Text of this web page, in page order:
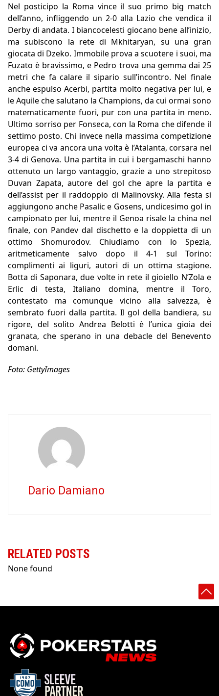
Nel posticipo la Roma vince il suo primo big match
dell’anno, infliggendo un 2-0 alla Lazio che vendica il
Derby di andata. I biancocelesti giocano bene all’inizio,
ma subiscono la rete di Mkhitaryan, su una gran
giocata di Dzeko. Immobile prova a scuotere i suoi, ma
Fuzato è bravissimo, e Pedro trova una gemma dai 25
metri che fa calare il sipario sull’incontro. Nel finale
anche espulso Acerbi, partita molto negativa per lui, e
le Aquile che salutano la Champions, da cui ormai sono
matematicamente fuori, pur con una partita in meno.
Ultimo sorriso per Fonseca, con la Roma che difende il
settimo posto. Chi invece nella massima competizione
europea ci va ancora una volta è l’Atalanta, corsara nel
3-4 di Genova. Una partita in cui i bergamaschi hanno
ottenuto un largo vantaggio, grazie a uno strepitoso
Duvan Zapata, autore del gol che apre la partita e
dell’assist per il raddoppio di Malinovsky. Alla festa si
aggiungono anche Pasalic e Gosens, undicesimo gol in
campionato per lui, mentre il Genoa risale la china nel
finale, con Pandev dal dischetto e la doppietta di un
ottimo Shomurodov. Chiudiamo con lo Spezia,
aritmeticamente salvo dopo il 4-1 sul Torino:
complimenti ai liguri, autori di un ottima stagione.
Botta di Saponara, due volte in rete il gioiello N’Zola e
Erlic di testa, Italiano domina, mentre il Toro,
contestato ma comunque vicino alla salvezza, è
sembrato fuori dalla partita. Il gol della bandiera, su
rigore, del solito Andrea Belotti è l’unica gioia dei
granata, che sperano in una debacle del Benevento
domani.
Foto: GettyImages
Dario Damiano
RELATED POSTS
None found